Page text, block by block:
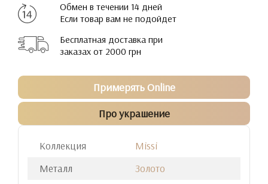
Обмен в течении 14 дней
Если товар вам не подойдет
Бесплатная доставка при
заказах от 2000 грн
Примерять Online
Про украшение
Коллекция
Missi
Металл
Золото